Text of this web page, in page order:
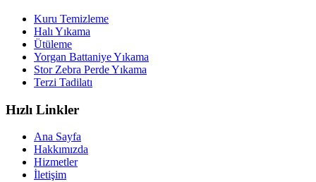
Kuru Temizleme
Halı Yıkama
Ütüleme
Yorgan Battaniye Yıkama
Stor Zebra Perde Yıkama
Terzi Tadilatı
Hızlı Linkler
Ana Sayfa
Hakkımızda
Hizmetler
İletişim